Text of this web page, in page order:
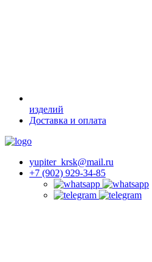
изделий
Доставка и оплата
yupiter_krsk@mail.ru
+7 (902) 929-34-85